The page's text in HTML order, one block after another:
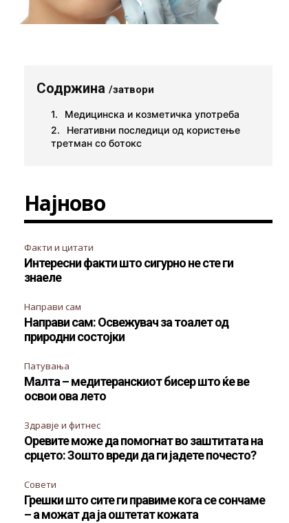
Содржина/затвори
Медицинска и козметичка употреба
Негативни последици од користење
третман со ботокс
Најново
Факти и цитати
Интересни факти што сигурно не сте ги
знаеле
Направи сам
Направи сам: Освежувач за тоалет од
природни состојки
Патувања
Малта – медитеранскиот бисер што ќе ве
освои ова лето
Здравје и фитнес
Оревите може да помогнат во заштитата на
срцето: Зошто вреди да ги јадете почесто?
Совети
Грешки што сите ги правиме кога се сончаме
– а можат да ја оштетат кожата